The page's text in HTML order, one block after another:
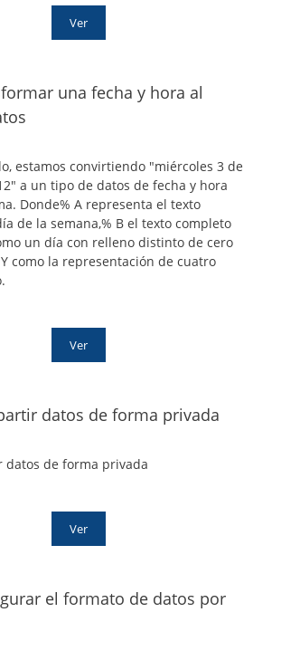
Ver
una fecha y hora al
estamos convirtiendo "miércoles 3 de
a un tipo de datos de fecha y hora
Donde% A representa el texto
de la semana,% B el texto completo
un día con relleno distinto de cero
como la representación de cuatro
Ver
datos de forma privada
datos de forma privada
Ver
el formato de datos por